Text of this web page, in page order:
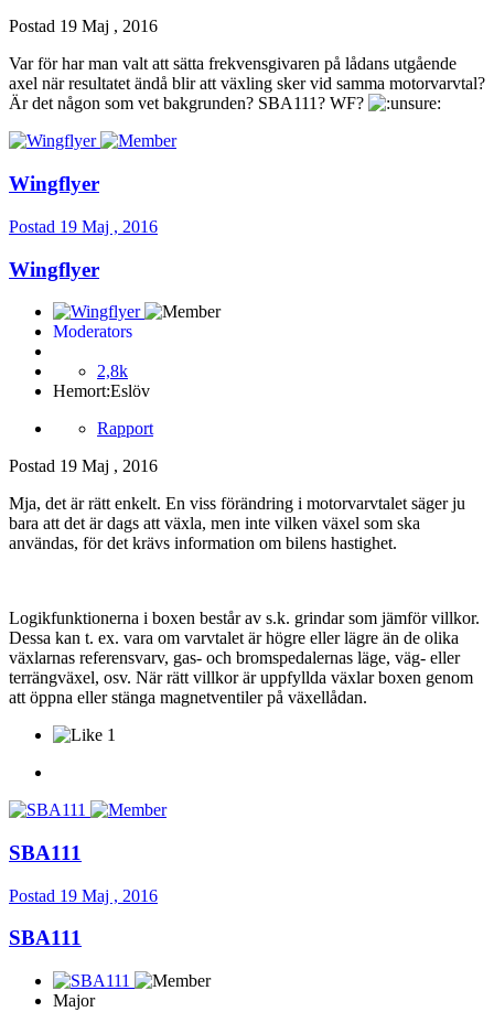
Postad 19 Maj , 2016
Var för har man valt att sätta frekvensgivaren på lådans utgående
axel när resultatet ändå blir att växling sker vid samma motorvarvtal?
Är det någon som vet bakgrunden? SBA111? WF?
Wingflyer
Postad 19 Maj , 2016
Wingflyer
Moderators
2,8k
Hemort:Eslöv
Rapport
Postad 19 Maj , 2016
Mja, det är rätt enkelt. En viss förändring i motorvarvtalet säger ju
bara att det är dags att växla, men inte vilken växel som ska
användas, för det krävs information om bilens hastighet.
Logikfunktionerna i boxen består av s.k. grindar som jämför villkor.
Dessa kan t. ex. vara om varvtalet är högre eller lägre än de olika
växlarnas referensvarv, gas- och bromspedalernas läge, väg- eller
terrängväxel, osv. När rätt villkor är uppfyllda växlar boxen genom
att öppna eller stänga magnetventiler på växellådan.
1
SBA111
Postad 19 Maj , 2016
SBA111
Major